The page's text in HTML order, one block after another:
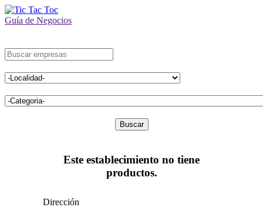
Guía de Negocios
Buscar
Este establecimiento no tiene
productos.
Dirección